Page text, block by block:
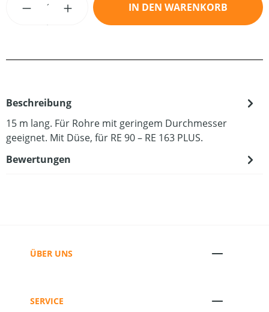
IN DEN WARENKORB
Beschreibung
15 m lang. Für Rohre mit geringem Durchmesser
geeignet. Mit Düse, für RE 90 – RE 163 PLUS.
Bewertungen
ÜBER UNS
SERVICE